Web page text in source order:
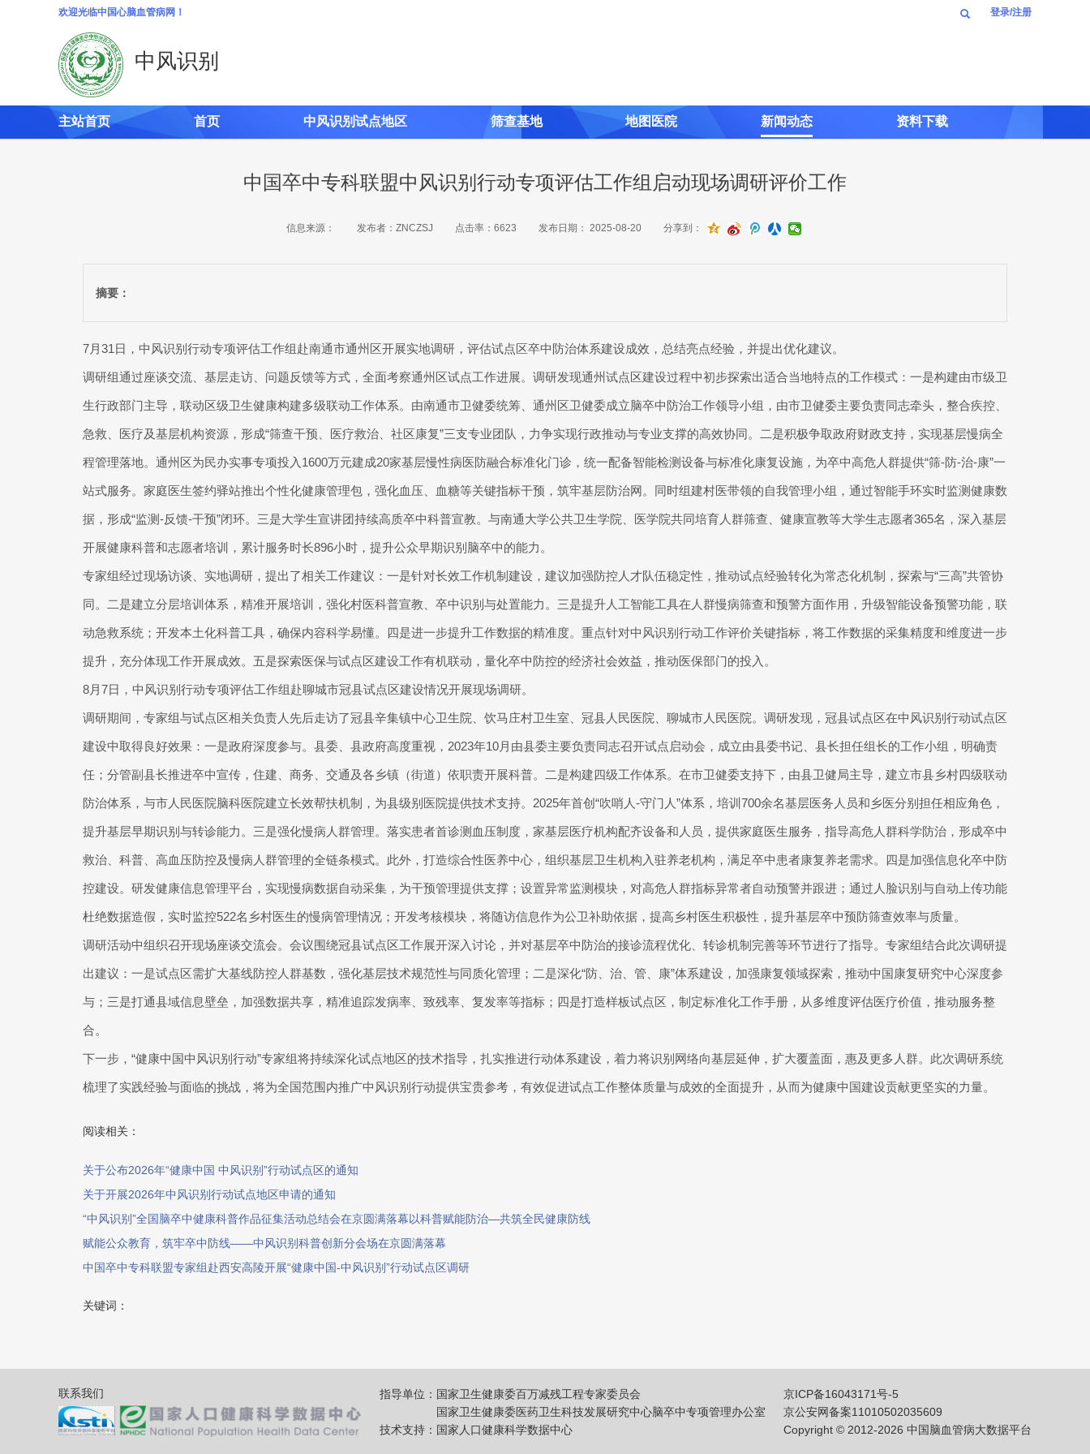
欢迎光临中国心脑血管病网！ 登录/注册
中风识别
主站首页 首页 中风识别试点地区 筛查基地 地图医院 新闻动态 资料下载
中国卒中专科联盟中风识别行动专项评估工作组启动现场调研评价工作
信息来源： 发布者： ZNCZSJ 点击率： 6623 发布日期： 2025-08-20 分享到：
摘要：
7月31日，中风识别行动专项评估工作组赴南通市通州区开展实地调研，评估试点区卒中防治体系建设成效，总结亮点经验，并提出优化建议。
调研组通过座谈交流、基层走访、问题反馈等方式，全面考察通州区试点工作进展。调研发现通州试点区建设过程中初步探索出适合当地特点的工作模式：一是构建由市级卫
生行政部门主导，联动区级卫生健康构建多级联动工作体系。由南通市卫健委统筹、通州区卫健委成立脑卒中防治工作领导小组，由市卫健委主要负责同志牵头，整合疾控、
急救、医疗及基层机构资源，形成“筛查干预、医疗救治、社区康复”三支专业团队，力争实现行政推动与专业支撑的高效协同。二是积极争取政府财政支持，实现基层慢病全
程管理落地。通州区为民办实事专项投入1600万元建成20家基层慢性病医防融合标准化门诊，统一配备智能检测设备与标准化康复设施，为卒中高危人群提供“筛-防-治-康”一
站式服务。家庭医生签约驿站推出个性化健康管理包，强化血压、血糖等关键指标干预，筑牢基层防治网。同时组建村医带领的自我管理小组，通过智能手环实时监测健康数
据，形成“监测-反馈-干预”闭环。三是大学生宣讲团持续高质卒中科普宣教。与南通大学公共卫生学院、医学院共同培育人群筛查、健康宣教等大学生志愿者365名，深入基层
开展健康科普和志愿者培训，累计服务时长896小时，提升公众早期识别脑卒中的能力。
专家组经过现场访谈、实地调研，提出了相关工作建议：一是针对长效工作机制建设，建议加强防控人才队伍稳定性，推动试点经验转化为常态化机制，探索与“三高”共管协
同。二是建立分层培训体系，精准开展培训，强化村医科普宣教、卒中识别与处置能力。三是提升人工智能工具在人群慢病筛查和预警方面作用，升级智能设备预警功能，联
动急救系统；开发本土化科普工具，确保内容科学易懂。四是进一步提升工作数据的精准度。重点针对中风识别行动工作评价关键指标，将工作数据的采集精度和维度进一步
提升，充分体现工作开展成效。五是探索医保与试点区建设工作有机联动，量化卒中防控的经济社会效益，推动医保部门的投入。
8月7日，中风识别行动专项评估工作组赴聊城市冠县试点区建设情况开展现场调研。
调研期间，专家组与试点区相关负责人先后走访了冠县辛集镇中心卫生院、饮马庄村卫生室、冠县人民医院、聊城市人民医院。调研发现，冠县试点区在中风识别行动试点区
建设中取得良好效果：一是政府深度参与。县委、县政府高度重视，2023年10月由县委主要负责同志召开试点启动会，成立由县委书记、县长担任组长的工作小组，明确责
任；分管副县长推进卒中宣传，住建、商务、交通及各乡镇（街道）依职责开展科普。二是构建四级工作体系。在市卫健委支持下，由县卫健局主导，建立市县乡村四级联动
防治体系，与市人民医院脑科医院建立长效帮扶机制，为县级别医院提供技术支持。2025年首创“吹哨人-守门人”体系，培训700余名基层医务人员和乡医分别担任相应角色，
提升基层早期识别与转诊能力。三是强化慢病人群管理。落实患者首诊测血压制度，家基层医疗机构配齐设备和人员，提供家庭医生服务，指导高危人群科学防治，形成卒中
救治、科普、高血压防控及慢病人群管理的全链条模式。此外，打造综合性医养中心，组织基层卫生机构入驻养老机构，满足卒中患者康复养老需求。四是加强信息化卒中防
控建设。研发健康信息管理平台，实现慢病数据自动采集，为干预管理提供支撑；设置异常监测模块，对高危人群指标异常者自动预警并跟进；通过人脸识别与自动上传功能
杜绝数据造假，实时监控522名乡村医生的慢病管理情况；开发考核模块，将随访信息作为公卫补助依据，提高乡村医生积极性，提升基层卒中预防筛查效率与质量。
调研活动中组织召开现场座谈交流会。会议围绕冠县试点区工作展开深入讨论，并对基层卒中防治的接诊流程优化、转诊机制完善等环节进行了指导。专家组结合此次调研提
出建议：一是试点区需扩大基线防控人群基数，强化基层技术规范性与同质化管理；二是深化“防、治、管、康”体系建设，加强康复领域探索，推动中国康复研究中心深度参
与；三是打通县域信息壁垒，加强数据共享，精准追踪发病率、致残率、复发率等指标；四是打造样板试点区，制定标准化工作手册，从多维度评估医疗价值，推动服务整
合。
下一步，“健康中国中风识别行动”专家组将持续深化试点地区的技术指导，扎实推进行动体系建设，着力将识别网络向基层延伸，扩大覆盖面，惠及更多人群。此次调研系统
梳理了实践经验与面临的挑战，将为全国范围内推广中风识别行动提供宝贵参考，有效促进试点工作整体质量与成效的全面提升，从而为健康中国建设贡献更坚实的力量。
阅读相关：
关于公布2026年“健康中国 中风识别”行动试点区的通知
关于开展2026年中风识别行动试点地区申请的通知
“中风识别”全国脑卒中健康科普作品征集活动总结会在京圆满落幕以科普赋能防治—共筑全民健康防线
赋能公众教育，筑牢卒中防线——中风识别科普创新分会场在京圆满落幕
中国卒中专科联盟专家组赴西安高陵开展“健康中国-中风识别”行动试点区调研
关键词：
联系我们 指导单位： 国家卫生健康委百万减残工程专家委员会
国家卫生健康委医药卫生科技发展研究中心脑卒中专项管理办公室
技术支持： 国家人口健康科学数据中心
京ICP备16043171号-5
京公安网备案11010502035609
Copyright © 2012-2026 中国脑血管病大数据平台